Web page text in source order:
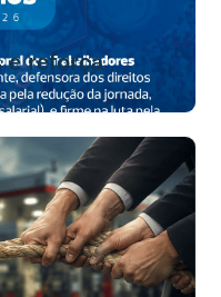
e reforça